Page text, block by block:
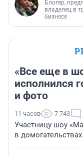
Блогер,
владелец в
бизнесе
«Все еще в
исполнился
и фото
11 часов 7 743
Участницу шоу
в